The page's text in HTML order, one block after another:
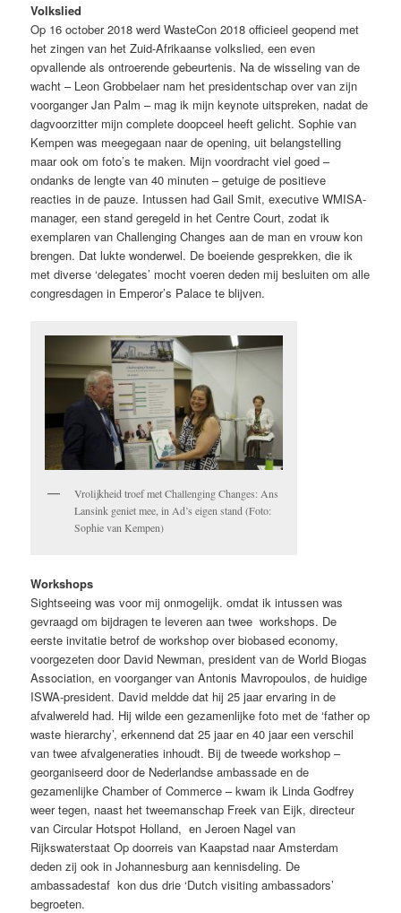
Volkslied
Op 16 october 2018 werd WasteCon 2018 officieel geopend met
het zingen van het Zuid-Afrikaanse volkslied, een even
opvallende als ontroerende gebeurtenis. Na de wisseling van de
wacht – Leon Grobbelaer nam het presidentschap over van zijn
voorganger Jan Palm – mag ik mijn keynote uitspreken, nadat de
dagvoorzitter mijn complete doopceel heeft gelicht. Sophie van
Kempen was meegegaan naar de opening, uit belangstelling
maar ook om foto’s te maken. Mijn voordracht viel goed –
ondanks de lengte van 40 minuten – getuige de positieve
reacties in de pauze. Intussen had Gail Smit, executive WMISA-
manager, een stand geregeld in het Centre Court, zodat ik
exemplaren van Challenging Changes aan de man en vrouw kon
brengen. Dat lukte wonderwel. De boeiende gesprekken, die ik
met diverse ‘delegates’ mocht voeren deden mij besluiten om alle
congresdagen in Emperor’s Palace te blijven.
Vrolijkheid troef met Challenging Changes: Ans
Lansink geniet mee, in Ad’s eigen stand (Foto:
Sophie van Kempen)
Workshops
Sightseeing was voor mij onmogelijk. omdat ik intussen was
gevraagd om bijdragen te leveren aan twee workshops. De
eerste invitatie betrof de workshop over biobased economy,
voorgezeten door David Newman, president van de World Biogas
Association, en voorganger van Antonis Mavropoulos, de huidige
ISWA-president. David meldde dat hij 25 jaar ervaring in de
afvalwereld had. Hij wilde een gezamenlijke foto met de ‘father op
waste hierarchy’, erkennend dat 25 jaar en 40 jaar een verschil
van twee afvalgeneraties inhoudt. Bij de tweede workshop –
georganiseerd door de Nederlandse ambassade en de
gezamenlijke Chamber of Commerce – kwam ik Linda Godfrey
weer tegen, naast het tweemanschap Freek van Eijk, directeur
van Circular Hotspot Holland, en Jeroen Nagel van
Rijkswaterstaat Op doorreis van Kaapstad naar Amsterdam
deden zij ook in Johannesburg aan kennisdeling. De
ambassadestaf kon dus drie ‘Dutch visiting ambassadors’
begroeten.